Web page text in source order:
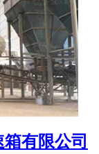
有限公司